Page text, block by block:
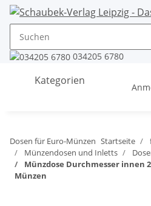
034205 6780
Kategorien
Dosen für Euro-Münzen Startseite
Münzendosen und Inletts
Münzdose Durchmesser innen
Münzen